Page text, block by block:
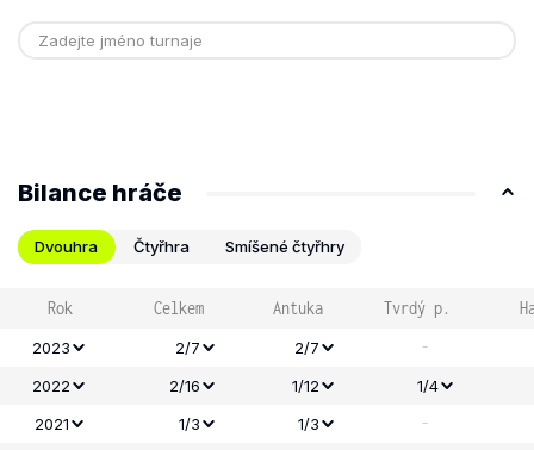
Bilance hráče
Dvouhra Čtyřhra Smíšené čtyřhry
Rok Celkem Antuka Tvrdý p.
2023 2/7 2/7 -
2022 2/16 1/12
1/4
2021
1/3 1/3 -